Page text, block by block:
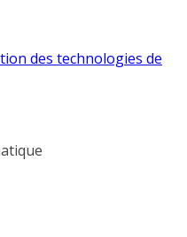
des technologies de